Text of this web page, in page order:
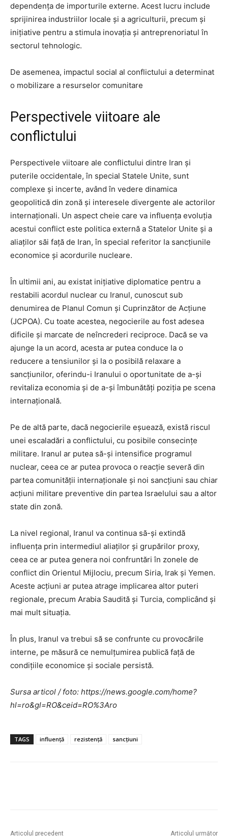
dependența de importurile externe. Acest lucru include
sprijinirea industriilor locale și a agriculturii, precum și
inițiative pentru a stimula inovația și antreprenoriatul în
sectorul tehnologic.
De asemenea, impactul social al conflictului a determinat
o mobilizare a resurselor comunitare
Perspectivele viitoare ale
conflictului
Perspectivele viitoare ale conflictului dintre Iran și
puterile occidentale, în special Statele Unite, sunt
complexe și incerte, având în vedere dinamica
geopolitică din zonă și interesele divergente ale actorilor
internaționali. Un aspect cheie care va influența evoluția
acestui conflict este politica externă a Statelor Unite și a
aliaților săi față de Iran, în special referitor la sancțiunile
economice și acordurile nucleare.
În ultimii ani, au existat inițiative diplomatice pentru a
restabili acordul nuclear cu Iranul, cunoscut sub
denumirea de Planul Comun și Cuprinzător de Acțiune
(JCPOA). Cu toate acestea, negocierile au fost adesea
dificile și marcate de neîncrederi reciproce. Dacă se va
ajunge la un acord, acesta ar putea conduce la o
reducere a tensiunilor și la o posibilă relaxare a
sancțiunilor, oferindu-i Iranului o oportunitate de a-și
revitaliza economia și de a-și îmbunătăți poziția pe scena
internațională.
Pe de altă parte, dacă negocierile eșuează, există riscul
unei escaladări a conflictului, cu posibile consecințe
militare. Iranul ar putea să-și intensifice programul
nuclear, ceea ce ar putea provoca o reacție severă din
partea comunității internaționale și noi sancțiuni sau chiar
acțiuni militare preventive din partea Israelului sau a altor
state din zonă.
La nivel regional, Iranul va continua să-și extindă
influența prin intermediul aliaților și grupărilor proxy,
ceea ce ar putea genera noi confruntări în zonele de
conflict din Orientul Mijlociu, precum Siria, Irak și Yemen.
Aceste acțiuni ar putea atrage implicarea altor puteri
regionale, precum Arabia Saudită și Turcia, complicând și
mai mult situația.
În plus, Iranul va trebui să se confrunte cu provocările
interne, pe măsură ce nemulțumirea publică față de
condițiile economice și sociale persistă.
Sursa articol / foto: https://news.google.com/home?
hl=ro&gl=RO&ceid=RO%3Aro
TAGS influență rezistență sancțiuni
Articolul precedent Articolul următor